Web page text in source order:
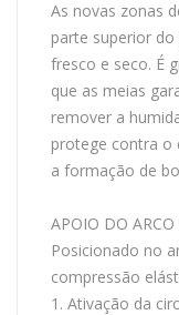
As novas zonas
parte superior
fresco e seco. É
que as meias
remover a
protege contra o
a formação de
APOIO DO
Posicionado no
compressão
1. Ativação da